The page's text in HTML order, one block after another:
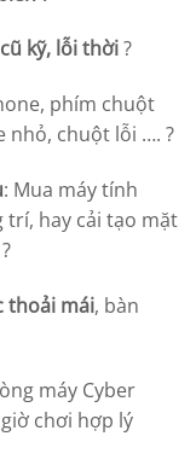
kỹ, lỗi thời?
phím chuột
nhỏ, chuột lỗi …. ?
: Mua máy tính
trí, hay cải tạo mặt
thoải mái, bàn
máy Cyber
chơi hợp lý